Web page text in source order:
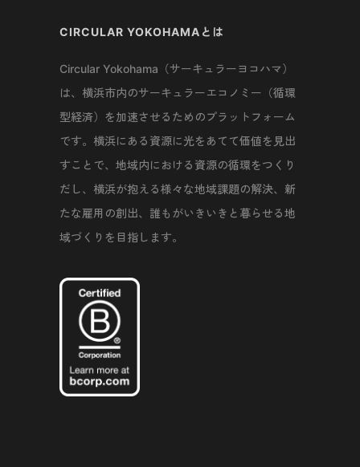
CIRCULAR YOKOHAMAとは
Circular Yokohama（サーキュラーヨコハマ）
は、横浜市内のサーキュラーエコノミー（循環
型経済）を加速させるためのプラットフォーム
です。横浜にある資源に光をあてて価値を見出
すことで、地域内における資源の循環をつくり
だし、横浜が抱える様々な地域課題の解決、新
たな雇用の創出、誰もがいきいきと暮らせる地
域づくりを目指します。